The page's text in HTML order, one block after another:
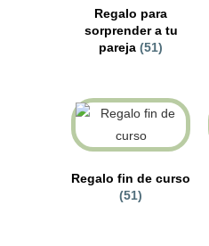
Regalo para
sorprender a tu
pareja (51)
Regalo fin de curso
(51)